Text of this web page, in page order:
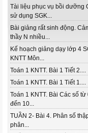
Tài liệu phục vụ bồi dưỡng
sử dụng SGK...
Bài giảng rất sinh động.
thầy N nhiều...
Kế hoạch giảng dạy lớp 4
KNTT Môn...
Toán 1 KNTT. Bài 1 Tiết 2....
Toán 1 KNTT. Bài 1 Tiết 1....
Toán 1 KNTT. Bài Các số từ
đến 10...
TUẦN 2- Bài 4. Phân số
phân...